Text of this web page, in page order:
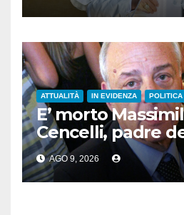
ATTUALITÀ IN EVIDENZA POLITICA
E’ morto
Cencelli, padre
“manuale”
AGO 9, 2026